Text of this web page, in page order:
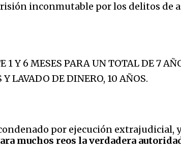
inconmutable por los delitos de
Y 6 MESES PARA UN TOTAL DE 7
LAVADO DE DINERO, 10 AÑOS.
por ejecución extrajudicial,
muchos reos la verdadera